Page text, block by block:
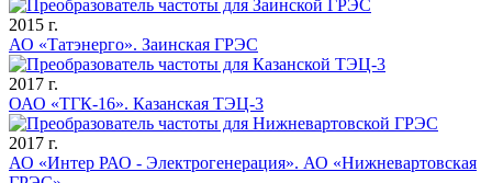
2015 г.
АО «Татэнерго». Заинская ГРЭС
2017 г.
ОАО «ТГК-16». Казанская ТЭЦ-3
2017 г.
АО «Интер РАО - Электрогенерация». АО «Нижневартовская